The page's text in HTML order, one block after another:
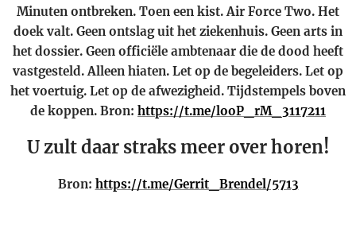
Minuten ontbreken. Toen een kist. Air Force Two. Het
doek valt. Geen ontslag uit het ziekenhuis. Geen arts in
het dossier. Geen officiële ambtenaar die de dood heeft
vastgesteld. Alleen hiaten. Let op de begeleiders. Let op
het voertuig. Let op de afwezigheid. Tijdstempels boven
de koppen. Bron: https://t.me/looP_rM_3117211
U zult daar straks meer over horen!
Bron: https://t.me/Gerrit_Brendel/5713